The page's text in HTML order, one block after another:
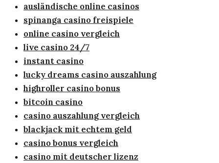
ausländische online casinos
spinanga casino freispiele
online casino vergleich
live casino 24/7
instant casino
lucky dreams casino auszahlung
highroller casino bonus
bitcoin casino
casino auszahlung vergleich
blackjack mit echtem geld
casino bonus vergleich
casino mit deutscher lizenz